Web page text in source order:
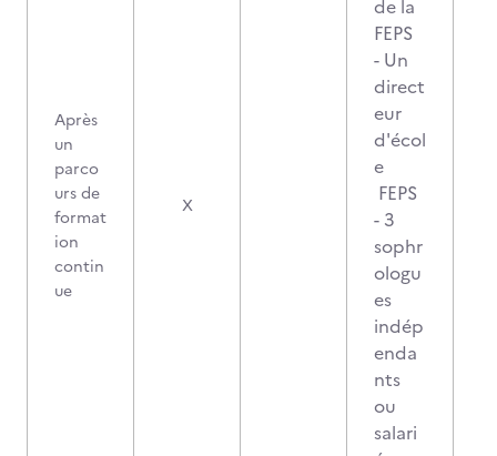
Après
un
parco
urs de
format
ion
contin
ue
X
de la
FEPS
- Un
direct
eur
d'écol
e
FEPS
- 3
sophr
ologu
es
indép
enda
nts
ou
salari